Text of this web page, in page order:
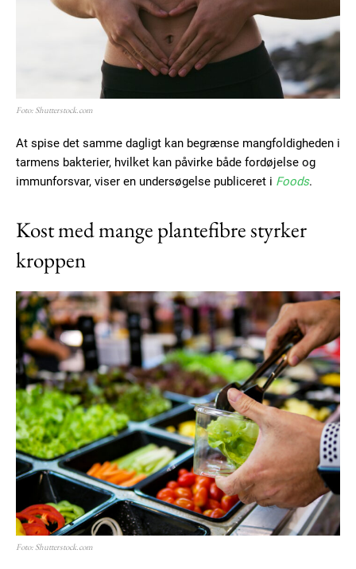
Free limited access
Gratis / forever
Etiam est nibh, lobortis sit
Praesent euismod ac
Ut mollis pellentesque tortor
Nullam eu erat condimentum
Foto: Shutterstock.com
At spise det samme dagligt kan begrænse mangfoldigheden i
tarmens bakterier, hvilket kan påvirke både fordøjelse og
immunforsvar, viser en undersøgelse publiceret i Foods.
Kost med mange plantefibre styrker
kroppen
Foto: Shutterstock.com